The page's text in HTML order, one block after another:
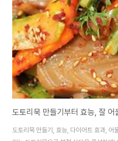
부한 식이섬유와 효소 성분으로 소화를
에 효과적입니..
도토리묵 만들기부터 효능, 잘 어
도토리묵 만들기, 효능, 다이어트 효과, 어